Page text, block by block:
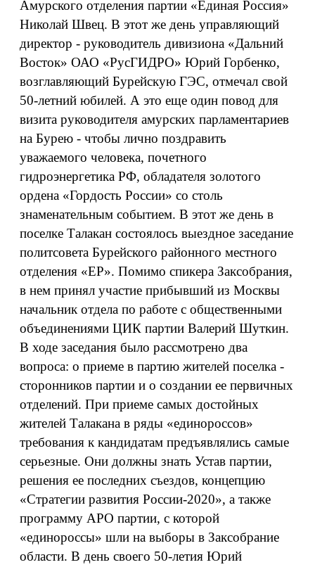
Амурского отделения партии «Единая Россия»
Николай Швец. В этот же день управляющий
директор - руководитель дивизиона «Дальний
Восток» ОАО «РусГИДРО» Юрий Горбенко,
возглавляющий Бурейскую ГЭС, отмечал свой
50-летний юбилей. А это еще один повод для
визита руководителя амурских парламентариев
на Бурею - чтобы лично поздравить
уважаемого человека, почетного
гидроэнергетика РФ, обладателя золотого
ордена «Гордость России» со столь
знаменательным событием. В этот же день в
поселке Талакан состоялось выездное заседание
политсовета Бурейского районного местного
отделения «ЕР». Помимо спикера Заксобрания,
в нем принял участие прибывший из Москвы
начальник отдела по работе с общественными
объединениями ЦИК партии Валерий Шуткин.
В ходе заседания было рассмотрено два
вопроса: о приеме в партию жителей поселка -
сторонников партии и о создании ее первичных
отделений. При приеме самых достойных
жителей Талакана в ряды «единороссов»
требования к кандидатам предъявлялись самые
серьезные. Они должны знать Устав партии,
решения ее последних съездов, концепцию
«Стратегии развития России-2020», а также
программу АРО партии, с которой
«единороссы» шли на выборы в Заксобрание
области. В день своего 50-летия Юрий